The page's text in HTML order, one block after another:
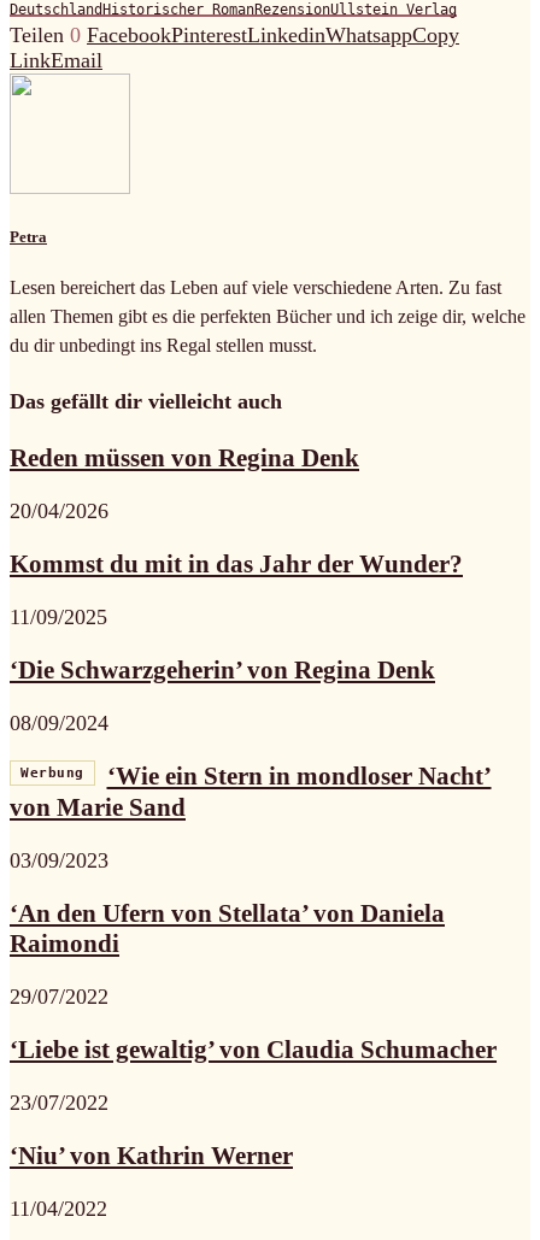
Deutschland Historischer RomanRezensionUllstein Verlag
Teilen 0 FacebookPinterestLinkedinWhatsappCopy
LinkEmail
Petra
Lesen bereichert das Leben auf viele verschiedene Arten. Zu fast
allen Themen gibt es die perfekten Bücher und ich zeige dir, welche
du dir unbedingt ins Regal stellen musst.
Das gefällt dir vielleicht auch
Reden müssen von Regina Denk
20/04/2026
Kommst du mit in das Jahr der Wunder?
11/09/2025
‘Die Schwarzgeherin’ von Regina Denk
08/09/2024
Werbung
‘Wie ein Stern in mondloser Nacht’
von Marie Sand
03/09/2023
‘An den Ufern von Stellata’ von Daniela
Raimondi
29/07/2022
‘Liebe ist gewaltig’ von Claudia Schumacher
23/07/2022
‘Niu’ von Kathrin Werner
11/04/2022